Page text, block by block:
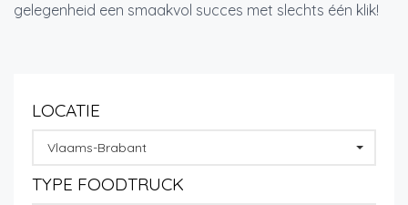
gelegenheid een smaakvol succes met slechts één klik!
LOCATIE
Vlaams-Brabant
TYPE FOODTRUCK